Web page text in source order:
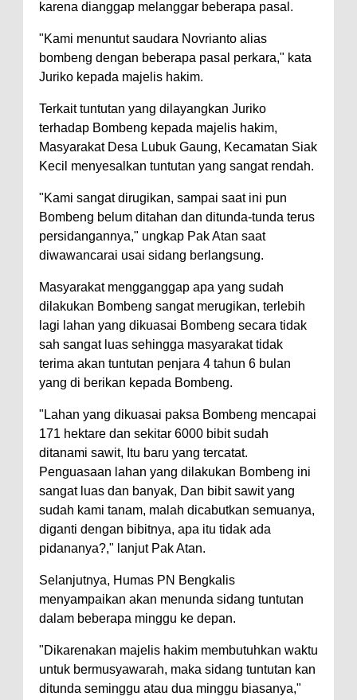
karena dianggap melanggar beberapa pasal.
"Kami menuntut saudara Novrianto alias
bombeng dengan beberapa pasal perkara," kata
Juriko kepada majelis hakim.
Terkait tuntutan yang dilayangkan Juriko
terhadap Bombeng kepada majelis hakim,
Masyarakat Desa Lubuk Gaung, Kecamatan Siak
Kecil menyesalkan tuntutan yang sangat rendah.
"Kami sangat dirugikan, sampai saat ini pun
Bombeng belum ditahan dan ditunda-tunda terus
persidangannya," ungkap Pak Atan saat
diwawancarai usai sidang berlangsung.
Masyarakat mengganggap apa yang sudah
dilakukan Bombeng sangat merugikan, terlebih
lagi lahan yang dikuasai Bombeng secara tidak
sah sangat luas sehingga masyarakat tidak
terima akan tuntutan penjara 4 tahun 6 bulan
yang di berikan kepada Bombeng.
"Lahan yang dikuasai paksa Bombeng mencapai
171 hektare dan sekitar 6000 bibit sudah
ditanami sawit, Itu baru yang tercatat.
Penguasaan lahan yang dilakukan Bombeng ini
sangat luas dan banyak, Dan bibit sawit yang
sudah kami tanam, malah dicabutkan semuanya,
diganti dengan bibitnya, apa itu tidak ada
pidananya?," lanjut Pak Atan.
Selanjutnya, Humas PN Bengkalis
menyampaikan akan menunda sidang tuntutan
dalam beberapa minggu ke depan.
"Dikarenakan majelis hakim membutuhkan waktu
untuk bermusyawarah, maka sidang tuntutan kan
ditunda seminggu atau dua minggu biasanya,"